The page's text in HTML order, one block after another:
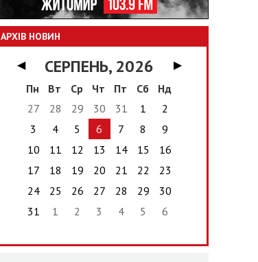
АРХІВ НОВИН
◀ СЕРПЕНЬ, 2026
▶
Пн
Вт Ср Чт Пт Сб
Нд
27
28 29 30 31 1
2
3
4 5 6 7 8
9
10
11 12 13 14 15
16
17
18 19 20 21 22
23
24
25 26 27 28 29
30
31
1 2 3 4 5 6